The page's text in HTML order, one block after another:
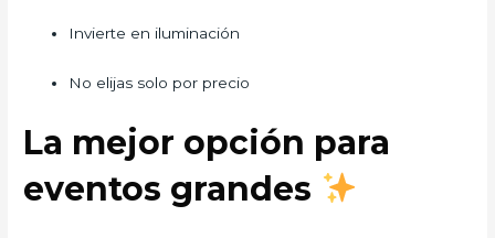
Invierte en iluminación
No elijas solo por precio
La mejor opción para
eventos grandes